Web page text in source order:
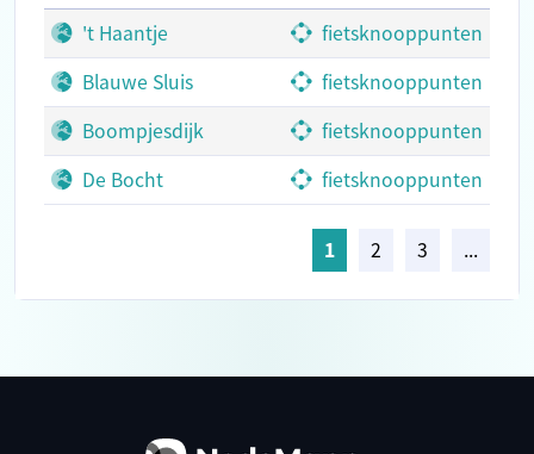
't Haantje
fietsknooppunten
Blauwe Sluis
fietsknooppunten
Boompjesdijk
fietsknooppunten
De Bocht
fietsknooppunten
1 2 3 ...